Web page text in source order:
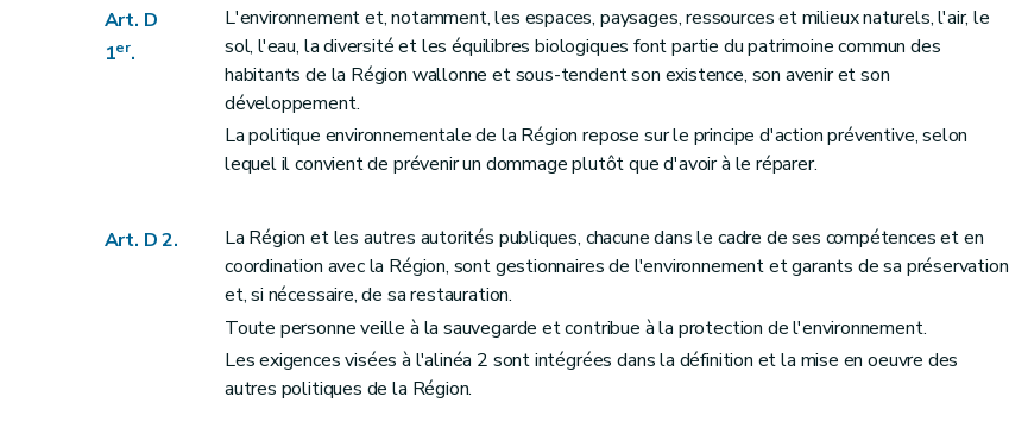
Art. D14
Art. D15
Art. D16
Art. D17
Section 2 Exceptions à la mise à disposition
Art. D18
Art. D20
Art. D201
Section 3
Procédure de rectification et recours
Art. D203
Art. D
1er.
L'environnement et, notamment, les espaces, paysages, ressources et milieux naturels, l'air, le
sol, l'eau, la diversité et les équilibres biologiques font partie du patrimoine commun des
habitants de la Région wallonne et sous-tendent son existence, son avenir et son
développement.
La politique environnementale de la Région repose sur le principe d'action préventive, selon
lequel il convient de prévenir un dommage plutôt que d'avoir à le réparer.
Art. D 2.
La Région et les autres autorités publiques, chacune dans le cadre de ses compétences et en
coordination avec la Région, sont gestionnaires de l'environnement et garants de sa préservation
et, si nécessaire, de sa restauration.
Toute personne veille à la sauvegarde et contribue à la protection de l'environnement.
Les exigences visées à l'alinéa 2 sont intégrées dans la définition et la mise en oeuvre des
autres politiques de la Région.